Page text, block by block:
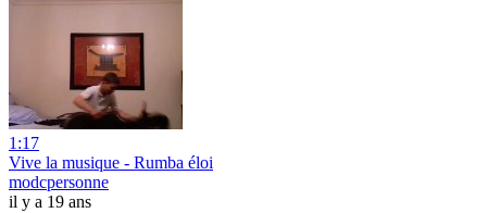
1:17
Vive la musique - Rumba éloi
modcpersonne
il y a 19 ans